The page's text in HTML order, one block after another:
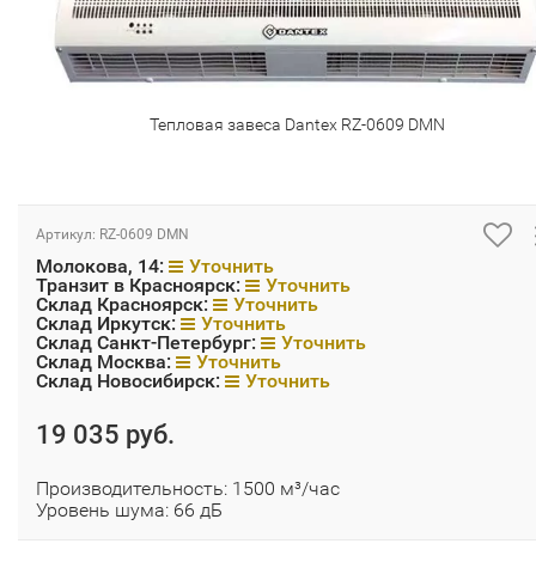
Тепловая завеса Dantex RZ-0609 DMN
Артикул: RZ-0609 DMN
Молокова, 14:
Уточнить
Транзит в Красноярск:
Уточнить
Склад Красноярск:
Уточнить
Склад Иркутск:
Уточнить
Склад Санкт-Петербург:
Уточнить
Склад Москва:
Уточнить
Склад Новосибирск:
Уточнить
19 035 руб.
Производительность: 1500 м³/час
Уровень шума: 66 дБ